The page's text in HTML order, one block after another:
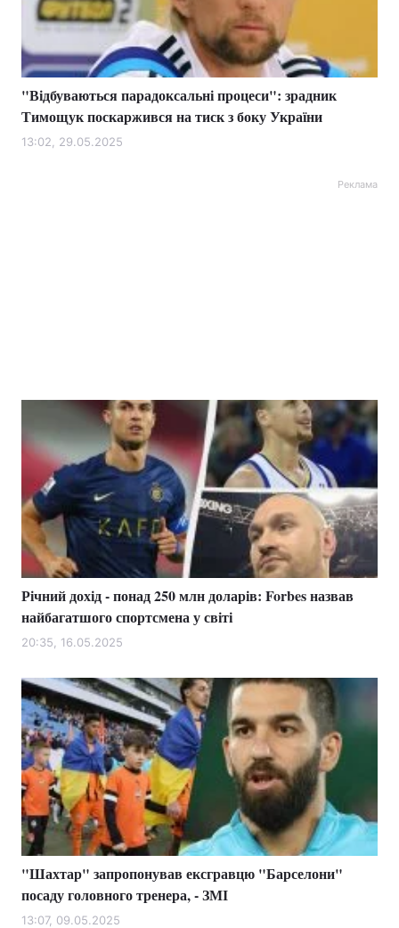
"Відбуваються парадоксальні процеси": зрадник
Тимощук поскаржився на тиск з боку України
13:02, 29.05.2025
Реклама
Річний дохід - понад 250 млн доларів: Forbes назвав
найбагатшого спортсмена у світі
20:35, 16.05.2025
"Шахтар" запропонував ексгравцю "Барселони"
посаду головного тренера, - ЗМІ
13:07, 09.05.2025